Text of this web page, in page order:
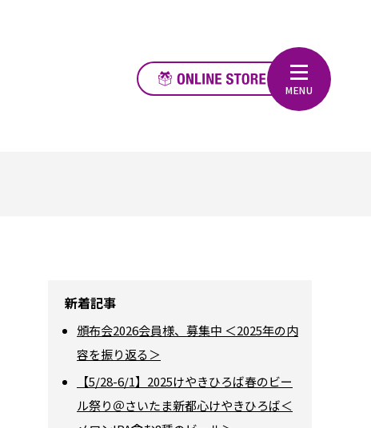
新着記事
頒布会2026会員様、募集中 ＜2025年の内
容を振り返る＞
【5/28-6/1】2025けやきひろば春のビー
ル祭り＠さいたま新都心けやきひろば＜